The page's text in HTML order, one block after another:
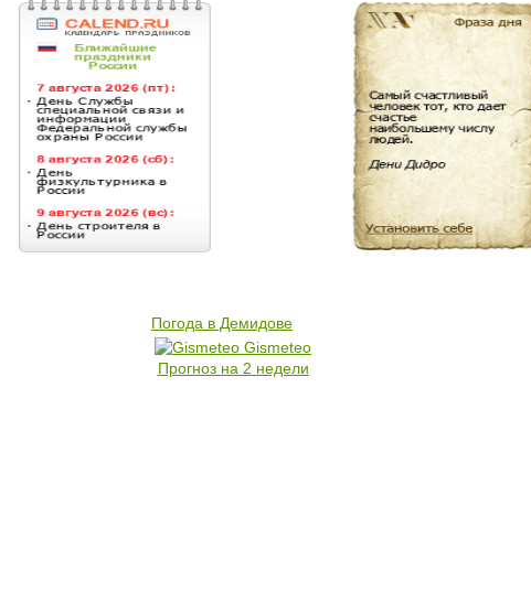
Погода в Демидове
Gismeteo
Прогноз на 2 недели